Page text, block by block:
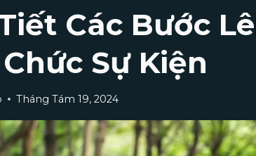
Các Bước
Sự Kiện
Tháng Tám 19, 2024